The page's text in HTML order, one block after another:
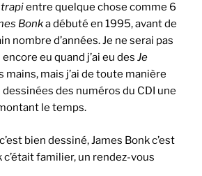
entre quelque chose comme 6
Bonka débuté en 1995, avant de
nombre d’années. Je ne serai pas
eu quand j’ai eu des Je
mains, mais j’ai de toute manière
des numéros du CDI une
le temps.
bien dessiné, James Bonk c’est
c’était familier, un rendez-vous